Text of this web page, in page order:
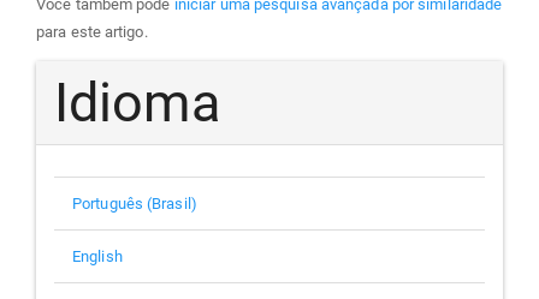
Você também pode iniciar uma pesquisa avançada por similaridade
para este artigo.
Idioma
Português (Brasil)
English